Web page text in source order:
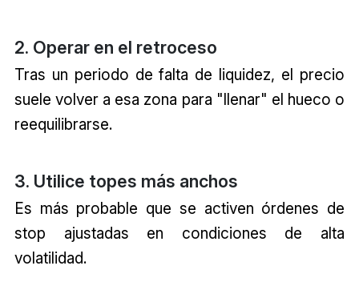
2. Operar en el retroceso
Tras un periodo de falta de liquidez, el precio
suele volver a esa zona para "llenar" el hueco o
reequilibrarse.
3. Utilice topes más anchos
Es más probable que se activen órdenes de
stop ajustadas en condiciones de alta
volatilidad.